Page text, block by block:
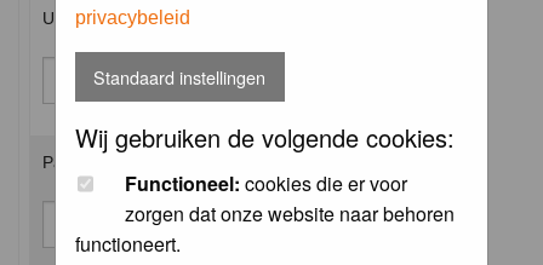
privacybeleid
Standaard instellingen
Wij gebruiken de volgende cookies:
Functioneel: cookies die er voor
zorgen dat onze website naar behoren
functioneert.
Username:
Password: